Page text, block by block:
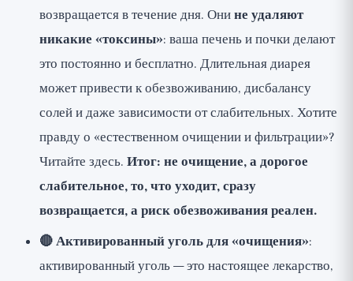
возвращается в течение дня. Онине удаляют
никакие «токсины»: ваша печень и почки делают
это постоянно и бесплатно. Длительная диарея
может привести к обезвоживанию, дисбалансу
солей и даже зависимости от слабительных. Хотите
правду о «естественном очищении и фильтрации»?
Читайте здесь. Итог: не очищение, а дорогое
слабительное, то, что уходит, сразу
возвращается, а риск обезвоживания реален.
🔴 Активированный уголь для «очищения»:
активированный уголь — это настоящее лекарство,